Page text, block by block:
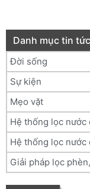
Danh mục tin tức
Đời sống
Sự kiện
Mẹo vặt
Hệ thống lọc nước
Hệ thống lọc nước
Giải pháp lọc